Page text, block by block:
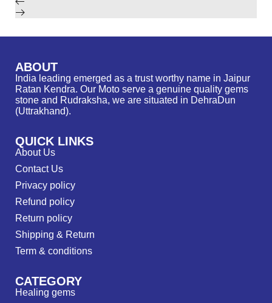
ABOUT
India leading emerged as a trust worthy name in Jaipur
Ratan Kendra. Our Moto serve a genuine quality gems
stone and Rudraksha, we are situated in DehraDun
(Uttrakhand).
QUICK LINKS
About Us
Contact Us
Privacy policy
Refund policy
Return policy
Shipping & Return
Term & conditions
CATEGORY
Healing gems